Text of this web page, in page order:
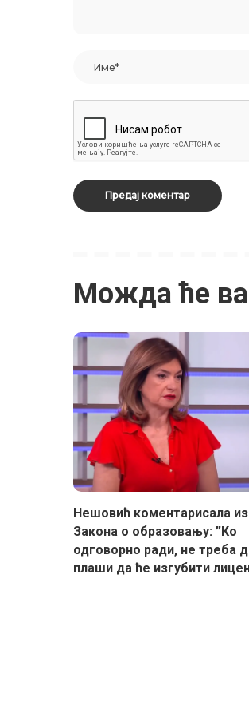
Можда ће
Нешовић коментарисала
Закона о образовању: ”Ко
одговорно ради, не треба
плаши да ће изгубити